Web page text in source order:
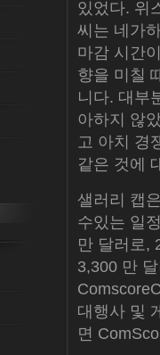
있었다. 위
씨는 네가
마감 시간
향을 미칠
니다. 대부
아하지 않
고 아치 경
같은 것에
샐러리 캡
수있는 일
만 달러로,
3,300 만
대행사 및
면